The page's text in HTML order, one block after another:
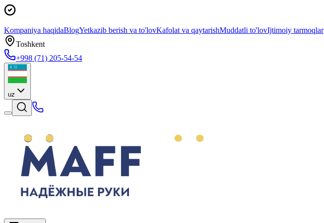
Kompaniya haqidaBlogYetkazib berish va to'lovKafolat va qaytarishMuddatli to'lovIjtimoiy tarmoqlar
Toshkent
+998 (71) 205-54-54
uz